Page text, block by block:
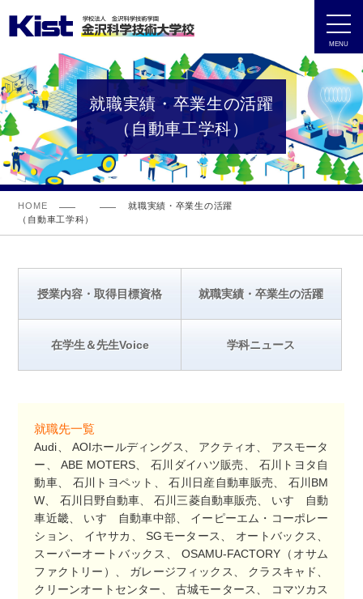
MENU
就職実績・卒業生の活躍
（自動車工学科）
HOME
就職実績・卒業生の活躍
（自動車工学科）
授業内容・取得目標資格 就職実績・卒業生の活躍
在学生＆先生Voice 学科ニュース
就職先一覧
Audi、 AOIホールディングス、 アクティオ、 アスモータ
ー、 ABE MOTERS、 石川ダイハツ販売、 石川トヨタ自
動車、 石川トヨペット、 石川日産自動車販売、 石川BM
W、 石川日野自動車、 石川三菱自動車販売、 いすゞ自動
車近畿、 いすゞ自動車中部、 イーピーエム・コーポレー
ション、 イヤサカ、 SGモータース、 オートバックス、
スーパーオートバックス、 OSAMU-FACTORY（オサム
ファクトリー）、 ガレージフィックス、 クラスキャド、
クリーンオートセンター、 古城モータース、 コマツカス